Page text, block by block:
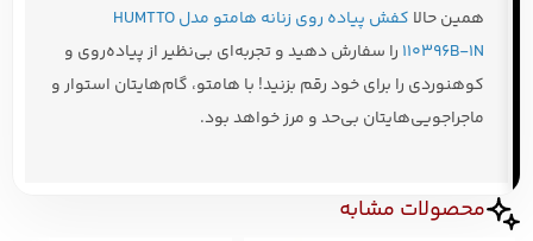
همین حالا
کفش پیاده روی زنانه هامتو مدل HUMTTO
110396B-1N را سفارش دهید و تجربه‌ای بی‌نظیر از پیاده‌روی و
کوهنوردی را برای خود رقم بزنید! با هامتو، گام‌هایتان استوار و
ماجراجویی‌هایتان بی‌حد و مرز خواهد بود.
محصولات مشابه